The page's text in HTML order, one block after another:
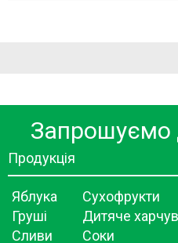
Запрошуємо
Продукція
Яблука
Груші
Сливи
Сухофрукти
Дитяче
Соки